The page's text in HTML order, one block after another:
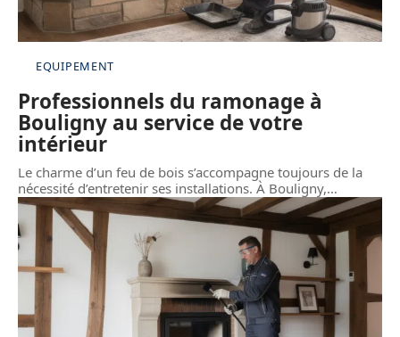
EQUIPEMENT
Professionnels du ramonage à
Bouligny au service de votre
intérieur
Le charme d’un feu de bois s’accompagne toujours de la
nécessité d’entretenir ses installations. À Bouligny,…